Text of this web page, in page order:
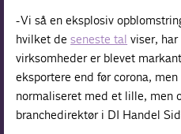
- Vi så en eksplosiv
hvilket deseneste tal viser,
virksomheder er blevet
eksportere end før corona,
normaliseret med et lille, men
branchedirektør i DI Handel